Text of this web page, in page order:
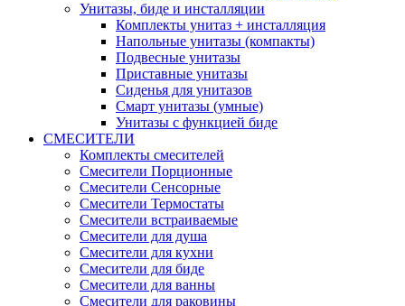
Унитазы, биде и инсталляции
Комплекты унитаз + инсталляция
Напольные унитазы (компакты)
Подвесные унитазы
Приставные унитазы
Сиденья для унитазов
Смарт унитазы (умные)
Унитазы с функцией биде
СМЕСИТЕЛИ
Комплекты смесителей
Смесители Порционные
Смесители Сенсорные
Смесители Термостаты
Смесители встраиваемые
Смесители для душа
Смесители для кухни
Смесители для биде
Смесители для ванны
Смесители для раковины